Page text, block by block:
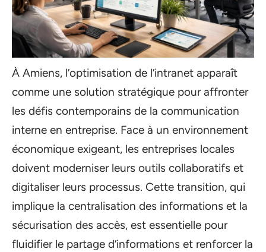
À Amiens, l’optimisation de l’intranet apparaît
comme une solution stratégique pour affronter
les défis contemporains de la communication
interne en entreprise. Face à un environnement
économique exigeant, les entreprises locales
doivent moderniser leurs outils collaboratifs et
digitaliser leurs processus. Cette transition, qui
implique la centralisation des informations et la
sécurisation des accès, est essentielle pour
fluidifier le partage d’informations et renforcer la